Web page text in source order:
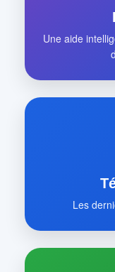
Une aide
Les